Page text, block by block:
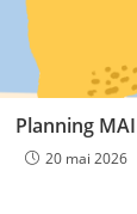
Planning MAI
20 mai 2026